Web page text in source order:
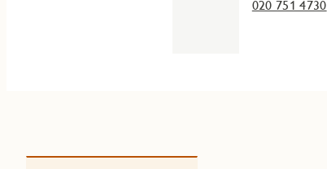
020 751 4730